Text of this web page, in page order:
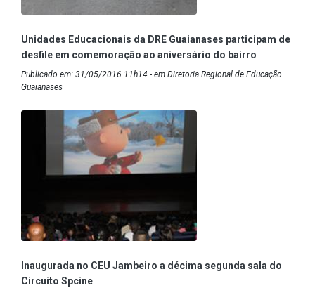
Unidades Educacionais da DRE Guaianases participam de
desfile em comemoração ao aniversário do bairro
Publicado em: 31/05/2016 11h14 - em Diretoria Regional de Educação
Guaianases
Inaugurada no CEU Jambeiro a décima segunda sala do
Circuito Spcine